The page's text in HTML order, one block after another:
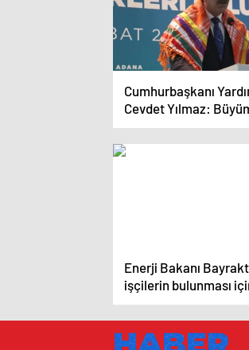
Cumhurbaşkanı
Cevdet Yılmaz:
devam ederken
mücadeleyi
Enerji Bakanı
işçilerin bulunması
çalışmalar sürüyor